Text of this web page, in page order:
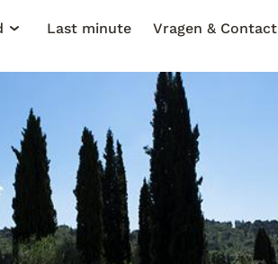
Last minute Vragen & Contact